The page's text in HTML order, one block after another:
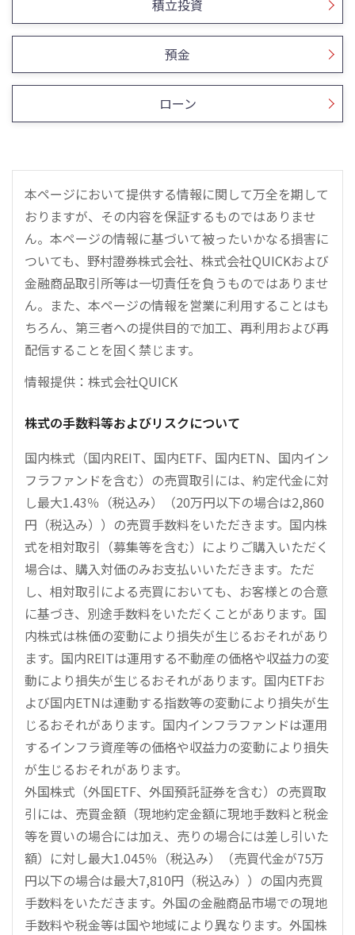
積立投資
預金
ローン
本ページにおいて提供する情報に関して万全を期して
おりますが、その内容を保証するものではありませ
ん。本ページの情報に基づいて被ったいかなる損害に
ついても、野村證券株式会社、株式会社QUICKおよび
金融商品取引所等は一切責任を負うものではありませ
ん。また、本ページの情報を営業に利用することはも
ちろん、第三者への提供目的で加工、再利用および再
配信することを固く禁じます。
情報提供：株式会社QUICK
株式の手数料等およびリスクについて
国内株式（国内REIT、国内ETF、国内ETN、国内イン
フラファンドを含む）の売買取引には、約定代金に対
し最大1.43％（税込み）（20万円以下の場合は2,860
円（税込み））の売買手数料をいただきます。国内株
式を相対取引（募集等を含む）によりご購入いただく
場合は、購入対価のみお支払いいただきます。ただ
し、相対取引による売買においても、お客様との合意
に基づき、別途手数料をいただくことがあります。国
内株式は株価の変動により損失が生じるおそれがあり
ます。国内REITは運用する不動産の価格や収益力の変
動により損失が生じるおそれがあります。国内ETFお
よび国内ETNは連動する指数等の変動により損失が生
じるおそれがあります。国内インフラファンドは運用
するインフラ資産等の価格や収益力の変動により損失
が生じるおそれがあります。
外国株式（外国ETF、外国預託証券を含む）の売買取
引には、売買金額（現地約定金額に現地手数料と税金
等を買いの場合には加え、売りの場合には差し引いた
額）に対し最大1.045％（税込み）（売買代金が75万
円以下の場合は最大7,810円（税込み））の国内売買
手数料をいただきます。外国の金融商品市場での現地
手数料や税金等は国や地域により異なります。外国株